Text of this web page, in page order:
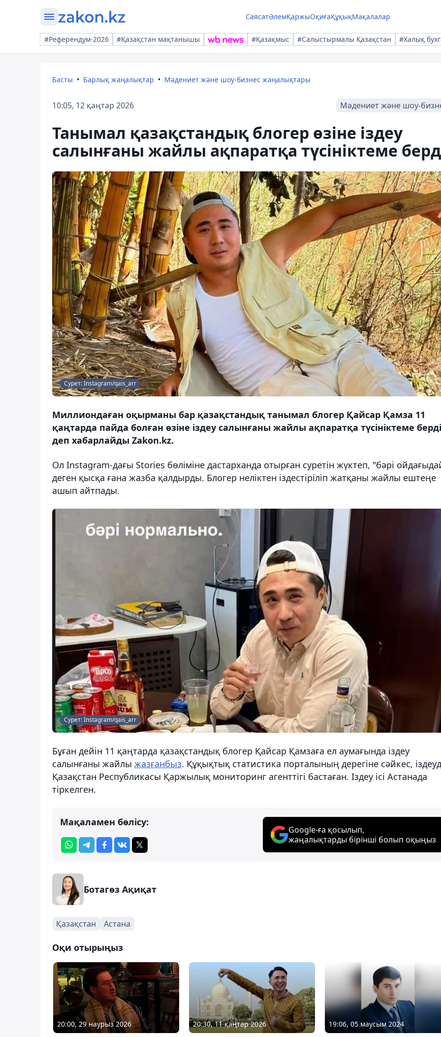
СаясатӘлемҚаржыОқиғаҚұқықМақалалар
#Референдум-2026 #Қазақстан мақтанышы #Қазақмыс #Салыстырмалы Қазақстан #Халық
Басты Барлық жаңалықтар Мәдениет және шоу-бизнес жаңалықтары
10:05, 12 қаңтар 2026 Мәдениет және шоу-
Танымал қазақстандық блогер өзіне іздеу
салынғаны жайлы ақпаратқа түсініктеме
Сурет: Instagram/qais_arr
Миллиондаған оқырманы бар қазақстандық танымал блогер Қайсар Қамза 11
қаңтарда пайда болған өзіне іздеу салынғаны жайлы ақпаратқа түсініктеме
деп хабарлайды Zakon.kz.
Ол Instagram-дағы Stories бөліміне дастарханда отырған суретін жүктеп, "бәрі
деген қысқа ғана жазба қалдырды. Блогер неліктен іздестіріліп жатқаны жайлы ештеңе
ашып айтпады.
Сурет: Instagram/qais_arr
Бұған дейін 11 қаңтарда қазақстандық блогер Қайсар Қамзаға ел аумағында іздеу
салынғаны жайлы жазғанбыз. Құқықтық статистика порталының дерегіне сәйкес,
Қазақстан Республикасы Қаржылық мониторинг агенттігі бастаған. Іздеу ісі Астанада
тіркелген.
Мақаламен бөлісу:
Google-ға қосылып,
жаңалықтарды бірінші болып оқыңыз
Ботагөз Ақиқат
Қазақстан Астана
Оқи отырыңыз
20:00, 29 наурыз 2026 20:30, 11 қаңтар 2026 19:06, 05 маусым 2024